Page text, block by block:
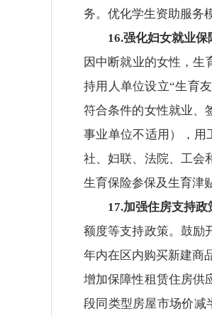
务。优化学生资助服务
16.强化妇女就业保
因中断就业的女性，生
持用人单位设立“生育
符合条件的女性就业、
事业单位不适用），用
社、妇联、法院、工会
生育保险参保及生育津
17.加强住房支持政
额度等支持政策。鼓励
年内在区内购买新建商
增加保障性租赁住房供
段同类型房屋市场价减